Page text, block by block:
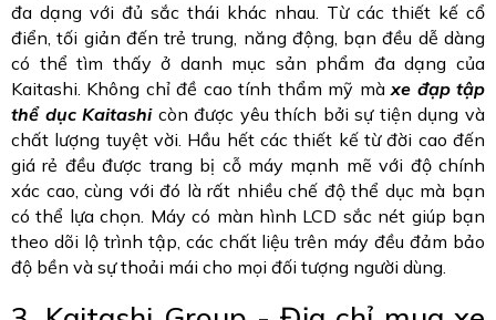
đa dạng với đủ sắc thái khác nhau. Từ các thiết kế cổ
điển, tối giản đến trẻ trung, năng động, bạn đều dễ dàng
có thể tìm thấy ở danh mục sản phẩm đa dạng của
Kaitashi. Không chỉ đề cao tính thẩm mỹ màxe đạp tập
thể dục Kaitashi còn được yêu thích bởi sự tiện dụng và
chất lượng tuyệt vời. Hầu hết các thiết kế từ đời cao đến
giá rẻ đều được trang bị cỗ máy mạnh mẽ với độ chính
xác cao, cùng với đó là rất nhiều chế độ thể dục mà bạn
có thể lựa chọn. Máy có màn hình LCD sắc nét giúp bạn
theo dõi lộ trình tập, các chất liệu trên máy đều đảm bảo
độ bền và sự thoải mái cho mọi đối tượng người dùng.